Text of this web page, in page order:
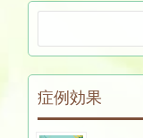
症例効果